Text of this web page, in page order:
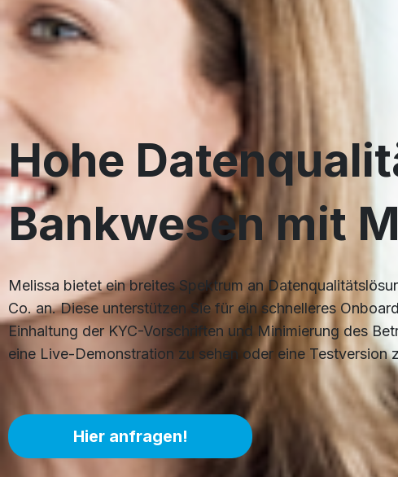
Hohe
Bankwesen mit
Melissa bietet ein breites Spektrum an
Co. an. Diese unterstützen Sie für ein schnelleres
Einhaltung der KYC-Vorschriften und Minimierung des
eine Live-Demonstration zu sehen oder eine Testversion
Hier anfragen!